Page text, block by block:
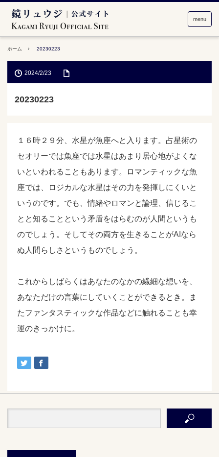
menu
ホーム 20230223
2024/2/23
20230223
１６時２９分、水星が魚座へと入ります。占星術の
セオリーでは魚座では水星はあまり居心地がよくな
いといわれることもあります。ロマンティックな魚
座では、ロジカルな水星はその力を発揮しにくいと
いうのです。でも、情緒やロマンと論理、信じるこ
とと知ることという矛盾をはらむのが人間というも
のでしょう。そしてその両方を生きることがAIなら
ぬ人間らしさというものでしょう。
これからしばらくはあなたのなかの繊細な想いを、
あなただけの言葉にしていくことができるとき。ま
たファンタスティックな作品などに触れることも幸
運のきっかけに。